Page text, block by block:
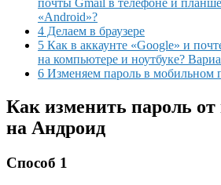
«Android»?
4 Делаем в браузере
5 Как в аккаунте «Google» и
на компьютере и ноутбуке?
6 Изменяем пароль в мобильном
Как изменить пароль
на Андроид
Способ 1